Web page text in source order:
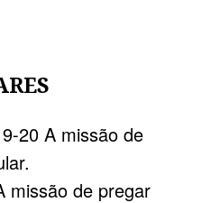
20 A missão de
missão de pregar